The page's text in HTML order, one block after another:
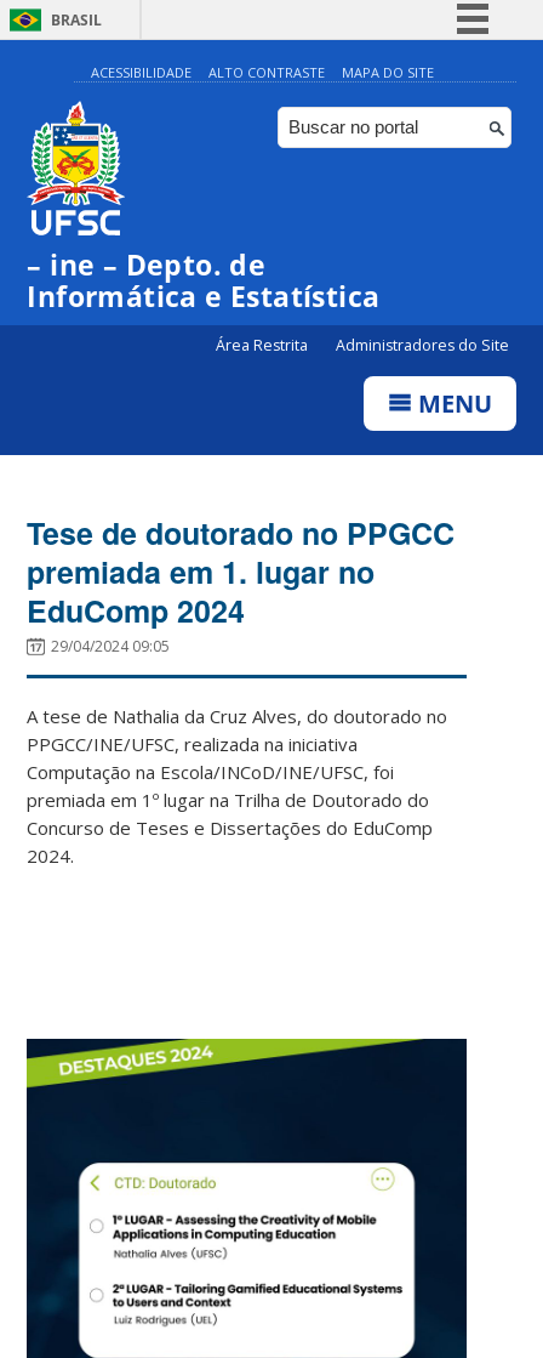
BRASIL
Simplifique!
Comunica BR
Participe
ACESSIBILIDADE ALTO CONTRASTE MAPA DO SITE
– ine – Depto. de
Informática e Estatística
Área Restrita Administradores do Site
MENU
Tese de doutorado no PPGCC
premiada em 1. lugar no
EduComp 2024
29/04/2024 09:05
A tese de Nathalia da Cruz Alves, do doutorado no
PPGCC/INE/UFSC, realizada na iniciativa
Computação na Escola/INCoD/INE/UFSC, foi
premiada em 1º lugar na Trilha de Doutorado do
Concurso de Teses e Dissertações do EduComp
2024.